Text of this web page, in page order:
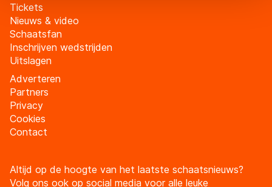
Tickets
Nieuws & video
Schaatsfan
Inschrijven wedstrijden
Uitslagen
Adverteren
Partners
Privacy
Cookies
Contact
Altijd op de hoogte van het laatste schaatsnieuws?
Volg ons ook op social media voor alle leuke